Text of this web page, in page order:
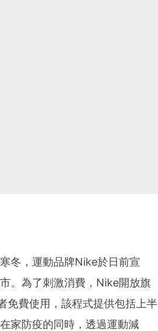
冬，運動品牌Nike於日前宣
。為了刺激消費，Nike開放旗
費使用，該程式提供包括上半
家防疫的同時，透過運動減